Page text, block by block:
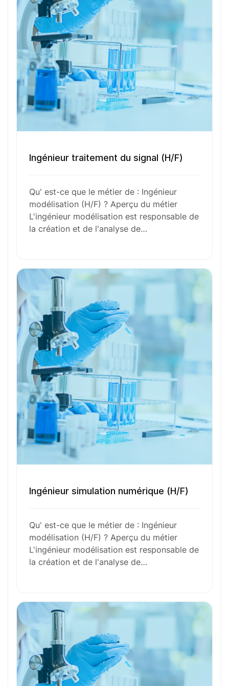
concevoir des modèles précis et fiables, afin de
fournir des solutions optimisées aux problèmes
complexes. Son rôle implique une veille constante
des avancées technologiques, l’utilisation de
logiciels spécialisés, ainsi qu’une rigueur
méthodologique pour garantir la validité des
résultats obtenus par simulation.
Outils et Technologies ️
Formation et Qualifications
Perspectives de carrière
Avantages
Ces métiers peuvent vous intéresser
Toutes nos fiches métiers
N’attendez plus !
Déposez votrecandidature
Votre e-mail
Ingénieur traitement du signal (H/F)
Qu' est-ce que le métier de : Ingénieur
modélisation (H/F) ? Aperçu du métier
L'ingénieur modélisation est responsable de
la création et de l'analyse de…
Ingénieur simulation numérique (H/F)
Qu' est-ce que le métier de : Ingénieur
modélisation (H/F) ? Aperçu du métier
L'ingénieur modélisation est responsable de
la création et de l'analyse de…